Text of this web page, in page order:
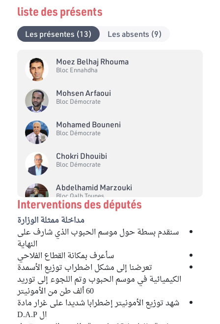
Interventions des députés
مداخلة ممثلة الوزارة
سنقدم بسطة حول موسم الحبوب الذي شارف على
النهاية
سأعرف بمكانة القطاع الفلاحي
تعرضنا إلى مشكل اضطراب توزيع الأسمدة
الكيميائية في موسم الحبوب وتم اللجوء إلى توريد
60 ألف طن من الأمونيتر
شهد توزيع الأمونيتر إضطرابا شديدا على غرار مادة
ال D.A.P
liste des présents
Les présentes (13) Les absents (9)
Moez Belhaj Rhouma
Bloc Ennahdha
Mohsen Arfaoui
Bloc Démocrate
Mohamed Bouneni
Bloc Démocrate
Chokri Dhouibi
Bloc Démocrate
Abdelhamid Marzouki
Bloc Qalb Tounes
Fakhereedine Chabchoub
Bloc de la Réforme
Halima Hammami
Bloc Coalition Al Karama
Fathi Belgacem
Bloc Ennahdha
Bloc Ennahdha